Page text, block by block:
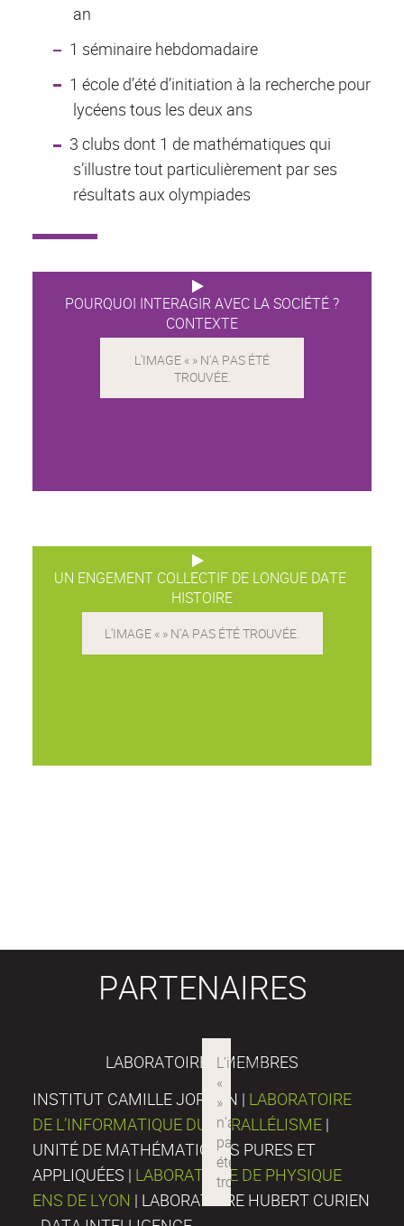
an
1 séminaire hebdomadaire
1 école d’été d’initiation à la recherche pour
lycéens tous les deux ans
3 clubs dont 1 de mathématiques qui
s’illustre tout particulièrement par ses
résultats aux olympiades
POURQUOI INTERAGIR AVEC LA SOCIÉTÉ ?
CONTEXTE
UN ENGEMENT COLLECTIF DE LONGUE DATE
HISTOIRE
PARTENAIRES
LABORATOIRES MEMBRES
INSTITUT CAMILLE JORDAN | LABORATOIRE
DE L’INFORMATIQUE DU PARALLÉLISME |
UNITÉ DE MATHÉMATIQUES PURES ET
APPLIQUÉES | LABORATOIRE DE PHYSIQUE
ENS DE LYON | LABORATOIRE HUBERT CURIEN